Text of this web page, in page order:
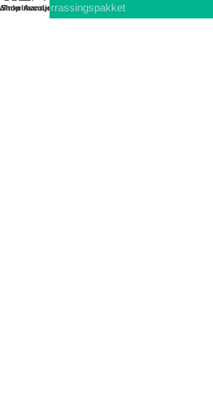
Honden-verrassingspakket
Shop Account